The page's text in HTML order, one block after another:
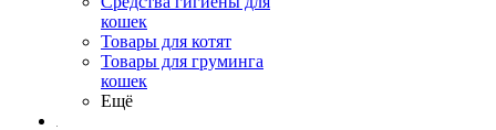
кошек
Товары для котят
Товары для груминга
кошек
Ещё